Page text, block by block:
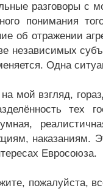
разговоры с
понимания
об отражении
независимых
Одна
мой взгляд,
тех
наказаниям.
Евросоюза.
пожалуйста,